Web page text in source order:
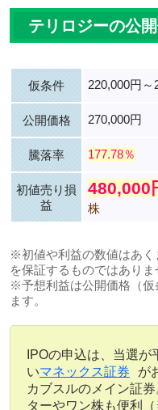
テリロジーの公
仮条件 220,000円～
公開価格 270,000円
騰落率 177.78％
初値売り損
益
480,000
株
※初値や利益の数値はあ
を保証するものではありま
※予想利益は公開価格（仮
ます。
IPOの申込は、当選
いマネックス証券 が
カブスルのメイン証券
ターやワン株も便利（